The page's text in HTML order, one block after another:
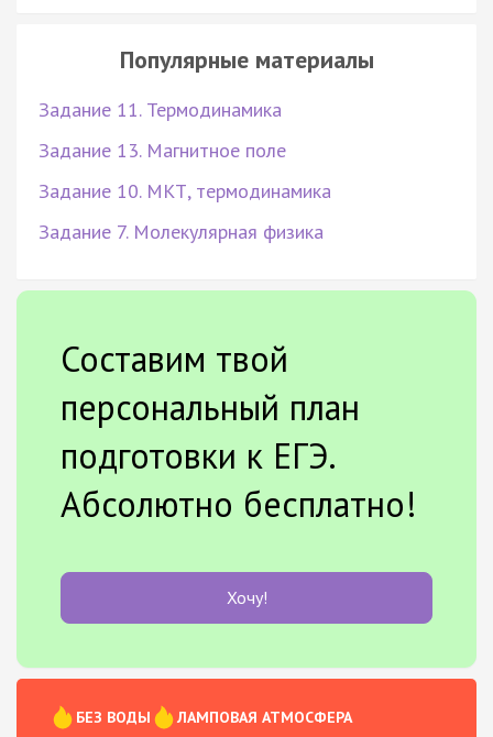
Популярные материалы
Задание 11. Термодинамика
Задание 13. Магнитное поле
Задание 10. МКТ, термодинамика
Задание 7. Молекулярная физика
Составим твой
персональный план
подготовки к ЕГЭ.
Абсолютно бесплатно!
Хочу!
БЕЗ ВОДЫ
ЛАМПОВАЯ АТМОСФЕРА